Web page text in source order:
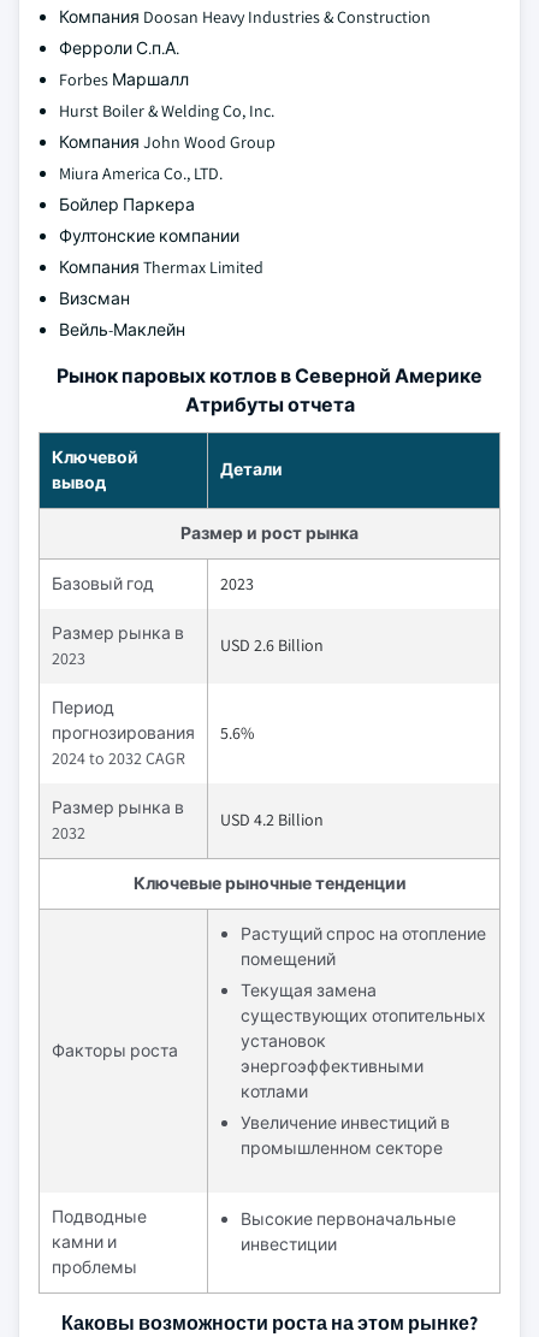
Компания Doosan Heavy Industries & Construction
Ферроли С.п.А.
Forbes Маршалл
Hurst Boiler & Welding Co, Inc.
Компания John Wood Group
Miura America Co., LTD.
Бойлер Паркера
Фултонские компании
Компания Thermax Limited
Визсман
Вейль-Маклейн
Рынок паровых котлов в Северной Америке
Атрибуты отчета
Ключевой
вывод
Детали
Размер и рост рынка
Базовый год 2023
Размер рынка в
2023
USD 2.6 Billion
Период
прогнозирования
2024 to 2032 CAGR
5.6%
Размер рынка в
2032
USD 4.2 Billion
Ключевые рыночные тенденции
Факторы роста
Растущий спрос на отопление
помещений
Текущая замена
существующих отопительных
установок
энергоэффективными
котлами
Увеличение инвестиций в
промышленном секторе
Подводные
камни и
проблемы
Высокие первоначальные
инвестиции
Каковы возможности роста на этом рынке?